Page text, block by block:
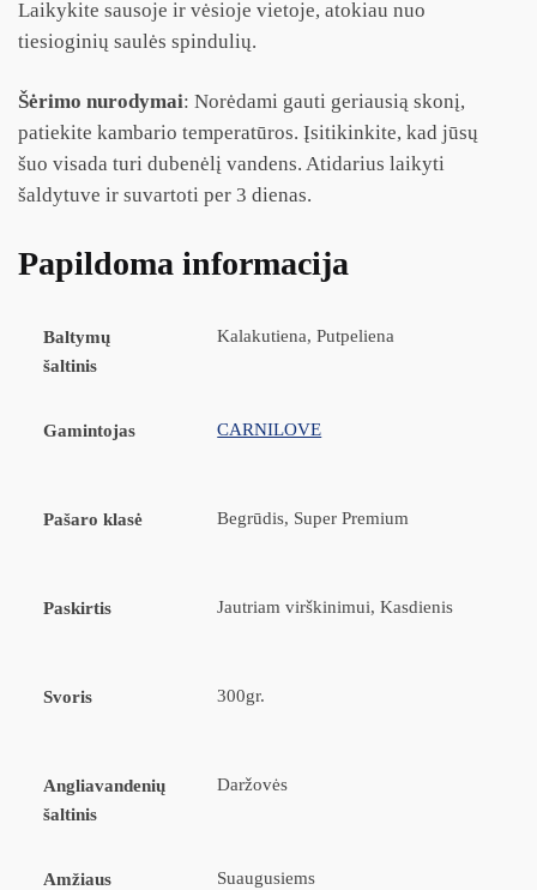
Laikykite sausoje ir vėsioje vietoje, atokiau nuo
tiesioginių saulės spindulių.
Šėrimo nurodymai: Norėdami gauti geriausią skonį,
patiekite kambario temperatūros. Įsitikinkite, kad jūsų
šuo visada turi dubenėlį vandens. Atidarius laikyti
šaldytuve ir suvartoti per 3 dienas.
Papildoma informacija
Baltymų
šaltinis
Kalakutiena, Putpeliena
Gamintojas CARNILOVE
Pašaro klasė Begrūdis, Super Premium
Paskirtis Jautriam virškinimui, Kasdienis
Svoris 300gr.
Angliavandenių
šaltinis
Daržovės
Amžiaus
Suaugusiems